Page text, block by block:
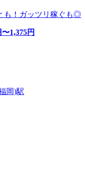
も！ガッツリ稼ぐも◎
〜1,375円
岡)駅